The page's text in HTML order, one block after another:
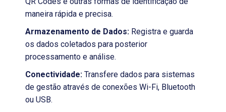
maneira rápida e precisa.
Armazenamento de Dados: Registra e guarda
os dados coletados para posterior
processamento e análise.
Conectividade: Transfere dados para sistemas
de gestão através de conexões Wi-Fi, Bluetooth
ou USB.